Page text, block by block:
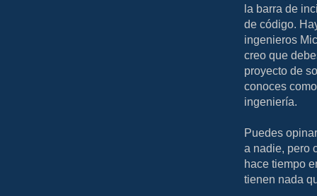
la barra de
de código.
ingenieros
creo que
proyecto de
conoces
ingeniería.
Puedes
a nadie, pero
hace tiempo
tienen nada